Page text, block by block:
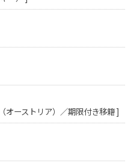
オーストリア）／期限付き移籍 ]